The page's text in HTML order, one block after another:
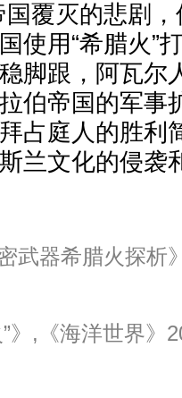
国覆灭的悲剧
使用“希腊火”
脚跟，阿瓦尔
伯帝国的军事
占庭人的胜利
兰文化的侵袭
武器希腊火探析
》,《海洋世界》